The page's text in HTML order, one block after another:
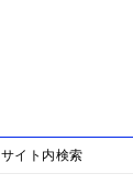
サイト内検索